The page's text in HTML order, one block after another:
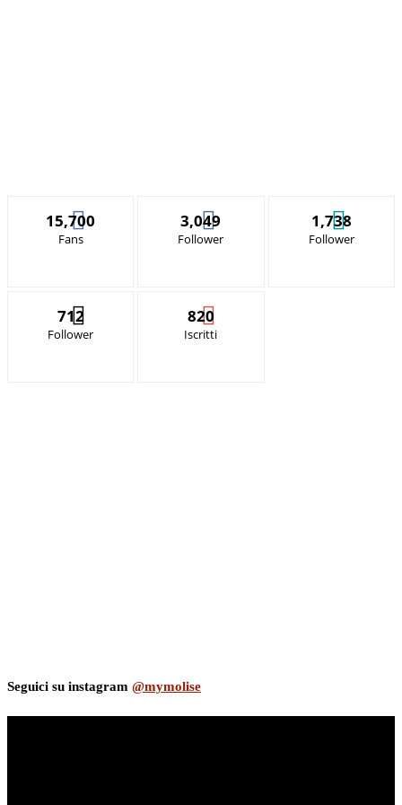
15,700
Fans
3,049
Follower
1,738
Follower
712
Follower
820
Iscritti
Seguici su instagram @mymolise